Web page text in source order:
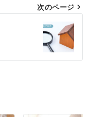
次のページ